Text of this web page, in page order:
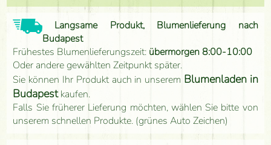
Langsame Produkt, Blumenlieferung nach
Budapest
Frühestes Blumenlieferungszeit: übermorgen 8:00-10:00
Oder andere gewählten Zeitpunkt später.
Sie können Ihr Produkt auch in unserem Blumenladen in
Budapestkaufen.
Falls Sie früherer Lieferung möchten, wählen Sie bitte von
unserem schnellen Produkte. (grünes Auto Zeichen)